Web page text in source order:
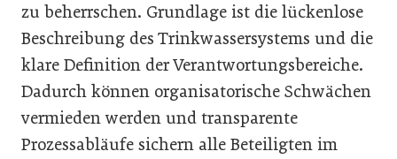
zu beherrschen. Grundlage ist die lückenlose
Beschreibung des Trinkwassersystems und die
klare Definition der Verantwortungsbereiche.
Dadurch können organisatorische Schwächen
vermieden werden und transparente
Prozessabläufe sichern alle Beteiligten im